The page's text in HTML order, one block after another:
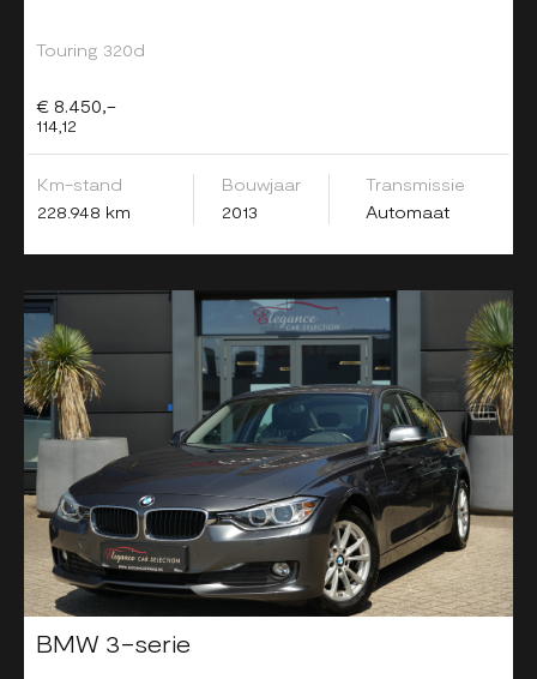
Touring 320d
€ 8.450,-
114,12
Km-stand
228.948 km
Bouwjaar
2013
Transmissie
Automaat
BMW 3-serie